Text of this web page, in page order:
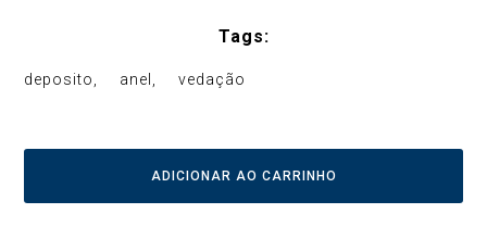
Tags:
deposito anel vedação
ADICIONAR AO CARRINHO